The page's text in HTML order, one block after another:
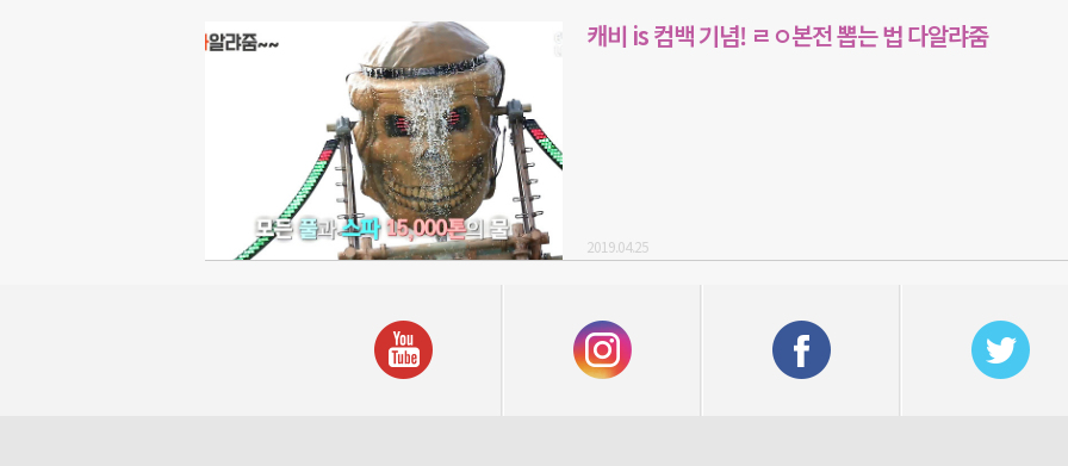
캐비 is 컴백 기념! ㄹㅇ본전 뽑는 법 다알랴줌
2019.04.25